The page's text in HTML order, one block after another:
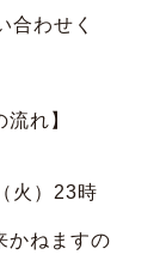
わせく
れ】
火）23時
かねますの